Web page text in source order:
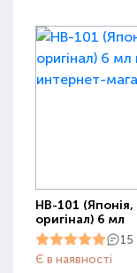
НВ-101 (Японія,
оригінал) 6 мл
15
Є в наявності